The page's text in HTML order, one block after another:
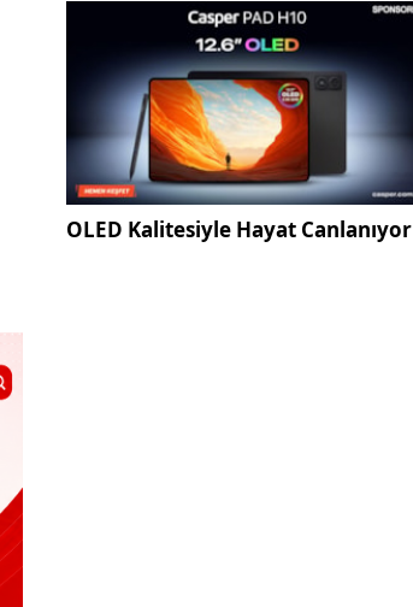
OLED Kalitesiyle Hayat Canlanıyor